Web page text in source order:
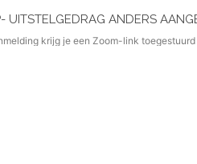
UITSTELGEDRAG ANDERS
krijg je een Zoom-link toegestuurd